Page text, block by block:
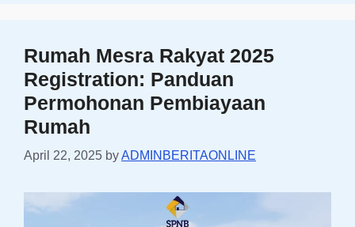
Rumah Mesra Rakyat 2025
Registration: Panduan
Permohonan Pembiayaan
Rumah
April 22, 2025 byADMINBERITAONLINE